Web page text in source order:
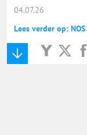
04.07.26
Lees verder op: NOS